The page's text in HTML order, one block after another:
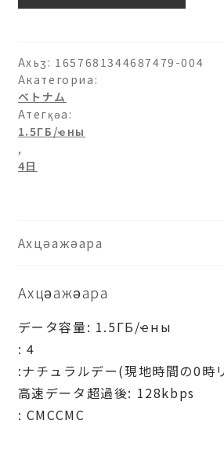
日-4
日
ашәагаа
Ахьӡ: 1657681344687479-004
Акатегориа:
ベトナム
Атегқәа:
1.5ГБ/ҽны
,
4日
Ахцәажәара
Ахцәажәара
データ容量: 1.5ГБ/ҽны
: 4
:ナチュラルデー(現地時間の0時
高速データ超過後: 128kbps
: СМССМС